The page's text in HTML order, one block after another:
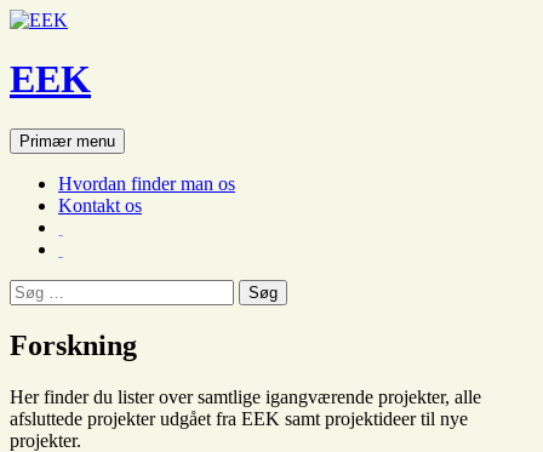
EEK
SøgPrimær menu Hop
til
indhold
Hvordan finder man os
Kontakt os
Søg
efter:
Forskning
Her finder du lister over samtlige igangværende projekter, alle
afsluttede projekter udgået fra EEK samt projektideer til nye
projekter.